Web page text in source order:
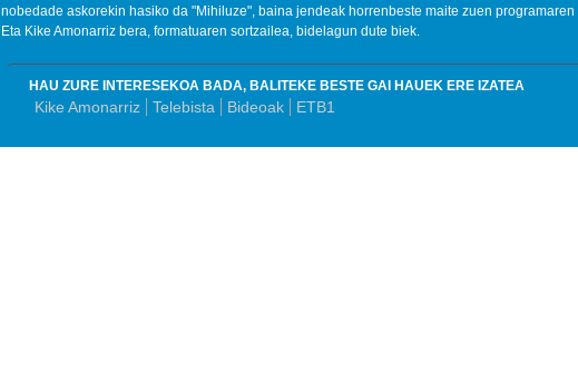
nobedade askorekin hasiko da "Mihiluze", baina jendeak horrenbeste maite zuen
Eta Kike Amonarriz bera, formatuaren sortzailea, bidelagun dute biek.
HAU ZURE INTERESEKOA BADA, BALITEKE BESTE GAI HAUEK ERE IZATEA
Kike Amonarriz Telebista Bideoak ETB1